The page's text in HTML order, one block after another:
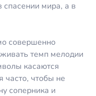
мира, а в
совершенно
темп мелодии
касаются
часто, чтобы не
соперника и